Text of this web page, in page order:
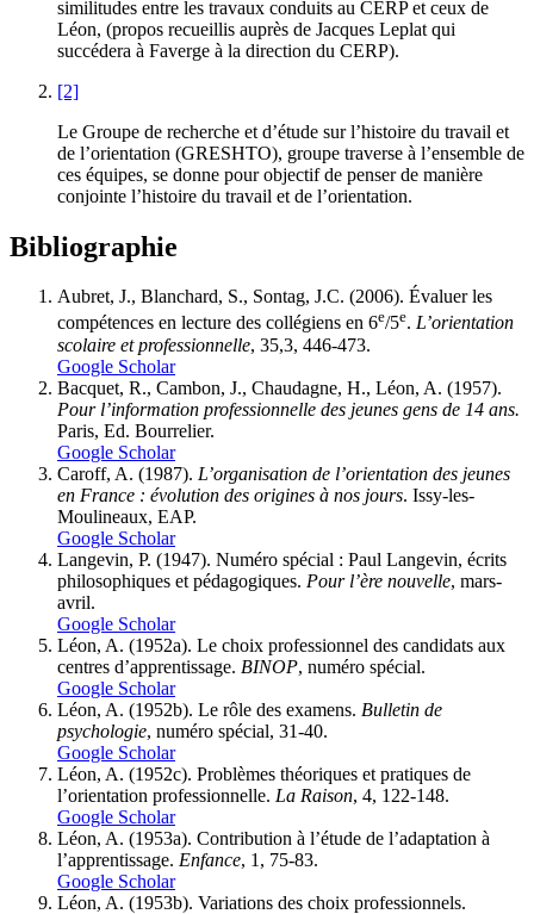
similitudes entre les travaux conduits au CERP et ceux de
Léon, (propos recueillis auprès de Jacques Leplat qui
succédera à Faverge à la direction du CERP).
[2]
Le Groupe de recherche et d’étude sur l’histoire du travail et
de l’orientation (GRESHTO), groupe traverse à l’ensemble de
ces équipes, se donne pour objectif de penser de manière
conjointe l’histoire du travail et de l’orientation.
Bibliographie
Aubret, J., Blanchard, S., Sontag, J.C. (2006). Évaluer les
compétences en lecture des collégiens en 6e/5e. L’orientation
scolaire et professionnelle, 35,3, 446-473.
Google Scholar
Bacquet, R., Cambon, J., Chaudagne, H., Léon, A. (1957).
Pour l’information professionnelle des jeunes gens de 14 ans.
Paris, Ed. Bourrelier.
Google Scholar
Caroff, A. (1987). L’organisation de l’orientation des jeunes
en France : évolution des origines à nos jours. Issy-les-
Moulineaux, EAP.
Google Scholar
Langevin, P. (1947). Numéro spécial : Paul Langevin, écrits
philosophiques et pédagogiques. Pour l’ère nouvelle, mars-
avril.
Google Scholar
Léon, A. (1952a). Le choix professionnel des candidats aux
centres d’apprentissage. BINOP, numéro spécial.
Google Scholar
Léon, A. (1952b). Le rôle des examens. Bulletin de
psychologie, numéro spécial, 31-40.
Google Scholar
Léon, A. (1952c). Problèmes théoriques et pratiques de
l’orientation professionnelle. La Raison, 4, 122-148.
Google Scholar
Léon, A. (1953a). Contribution à l’étude de l’adaptation à
l’apprentissage. Enfance, 1, 75-83.
Google Scholar
Léon, A. (1953b). Variations des choix professionnels.